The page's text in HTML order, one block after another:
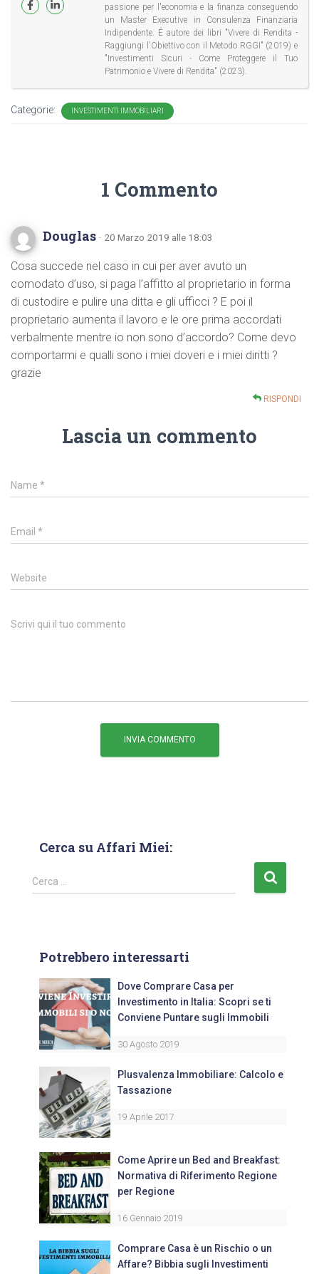
passione per l'economia e la finanza conseguendo
un Master Executive in Consulenza Finanziaria
Indipendente. É autore dei libri "Vivere di Rendita -
Raggiungi l'Obiettivo con il Metodo RGGI" (2019) e
"Investimenti Sicuri - Come Proteggere il Tuo
Patrimonio e Vivere di Rendita" (2023).
Categorie: INVESTIMENTI IMMOBILIARI
1 Commento
Douglas · 20 Marzo 2019 alle 18:03
Cosa succede nel caso in cui per aver avuto un
comodato d’uso, si paga l’affitto al proprietario in forma
di custodire e pulire una ditta e gli ufficci ? E poi il
proprietario aumenta il lavoro e le ore prima accordati
verbalmente mentre io non sono d’accordo? Come devo
comportarmi e qualli sono i miei doveri e i miei diritti ?
grazie
RISPONDI
Lascia un commento
Name *
Email *
Website
Scrivi qui il tuo commento
Cerca su Affari Miei:
Cerca …
Potrebbero interessarti
Dove Comprare Casa per
Investimento in Italia: Scopri se ti
Conviene Puntare sugli Immobili
30 Agosto 2019
Plusvalenza Immobiliare: Calcolo e
Tassazione
19 Aprile 2017
Come Aprire un Bed and Breakfast:
Normativa di Riferimento Regione
per Regione
16 Gennaio 2019
Comprare Casa è un Rischio o un
Affare? Bibbia sugli Investimenti